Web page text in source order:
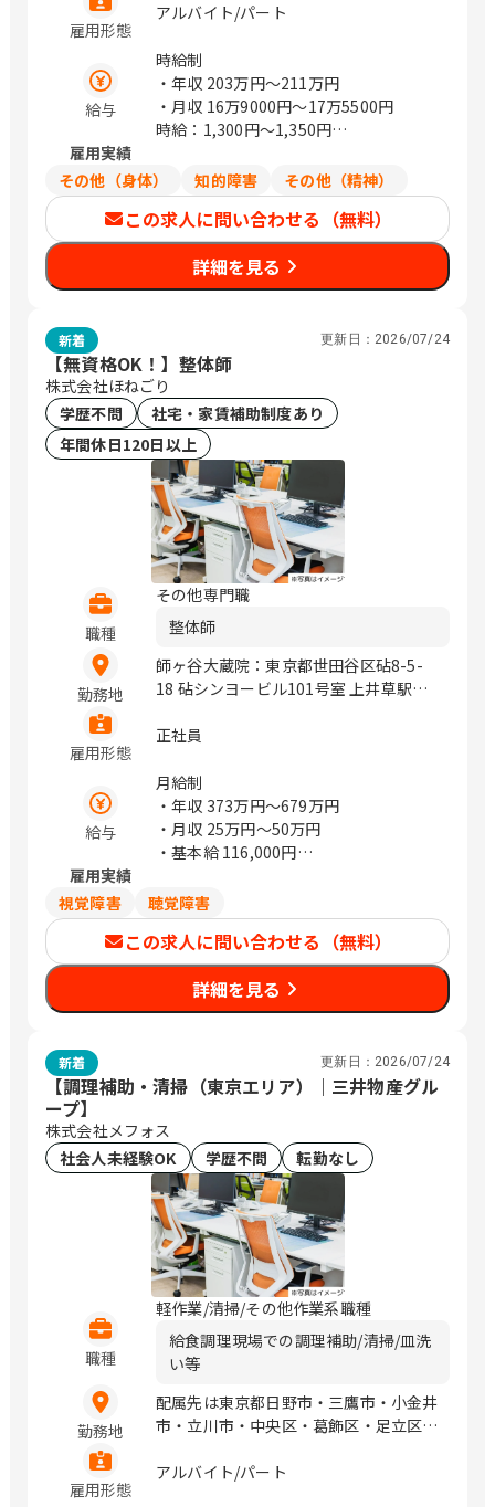
雇用形態
アルバイト/パート
給与
時給制
・年収 203万円〜211万円
・月収 16万9000円〜17万5500円
時給：1,300円～1,350円
1,250円
・年収=時給×6時間勤務×週5日勤務
×52週で計算しています
・月給は年収÷12か月の目安金額になり
雇用実績
その他（身体）
知的障害 その他（精神）
この求人に問い合わせる（無料）
詳細を見る
新着 更新日： 2026/07/24
【無資格OK！】整体師
株式会社ほねごり
学歴不問
社宅・家賃補助制度あり
年間休日120日以上
職種
その他専門職
整体師
勤務地
師ヶ谷大蔵院：東京都世田谷区砧8-5-
18 砧シンヨービル101号室 上井草駅前
ル1F 八王子横川院：東京都八王子市横
市台町2-12-43 八王子長沼院：東京都八
王子市長沼町871-1 八王子宇津木院：東
京都八王子市宇津木町568 京王堀之内
院：東京都八王子市松木32-1 多摩帝京
砂川院：東京都立川市砂川町4-69-4 青
梅師岡院：東京都青梅市師岡町3-23-4
町田忠生院：東京都町田市忠生3-16-4
町田滝の沢院：東京都町田市木曽町120-
1 町田鶴川院：東京都町田市大蔵町
2164-1 シャトープレジール1F 一橋学園
コスモ一橋学園102 日野台院：東京都日
野市日野台5-1-8 東村山秋津院：東京都
京都福生市牛浜41-1 東大和清水院：東
京都東大和市清水6-1101-2 東久留米前
沢院：東京都東久留米市前沢1-4-48 東
久留米下里院：東京都東久留米市下里4-
4-56 武蔵村山学園院：東京都武蔵村山
市学園1-48-3 羽村五ノ神院：東京都羽
村市五ノ神2-4-11 あきる野院：東京都
あきる野市秋川1-7-1 東伏見駅前院：東
京都西東京市東伏見2-4-7 瑞穂院：東京
都西多摩郡瑞穂町長岡長谷部297-2 長津
田みなみ台院：神奈川県横浜市緑区長津
川県横浜市旭区市沢町1239-1 川崎野川
院：神奈川県川崎市宮前区西野川1-32-
溝台5-17-14 星が丘院：神奈川県相模原
雇用形態
正社員
給与
月給制
・年収 373万円〜679万円
・月収 25万円〜50万円
・基本給 116,000円
・住宅手当 15,000円
・職務手当 12,000円
・固定残業代 48,000円
※時間外労働の有無に関わらず、31.19
時間分の時間外手当として支給
※31.19時間を超える時間外労働分につ
賞与有：2024年実績年平均79万円
雇用実績
視覚障害
聴覚障害
この求人に問い合わせる（無料）
詳細を見る
新着 更新日： 2026/07/24
【調理補助・清掃（東京エリア）｜三井物産グル
ープ】
株式会社メフォス
社会人未経験OK
学歴不問 転勤なし
職種
軽作業/清掃/その他作業系職種
給食調理現場での調理補助/清掃/皿洗
い等
勤務地
配属先は東京都日野市・三鷹市・小金井
市・立川市・中央区・葛飾区・足立区・
となります。
雇用形態
アルバイト/パート